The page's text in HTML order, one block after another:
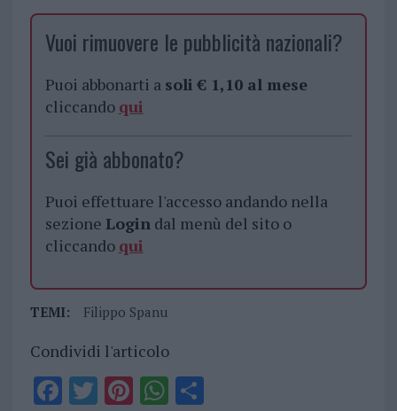
Vuoi rimuovere le pubblicità nazionali?
Puoi abbonarti a soli € 1,10 al mese
cliccando qui
Sei già abbonato?
Puoi effettuare l'accesso andando nella
sezione Login dal menù del sito o
cliccando qui
TEMI: Filippo Spanu
Condividi l'articolo
F T PiWS